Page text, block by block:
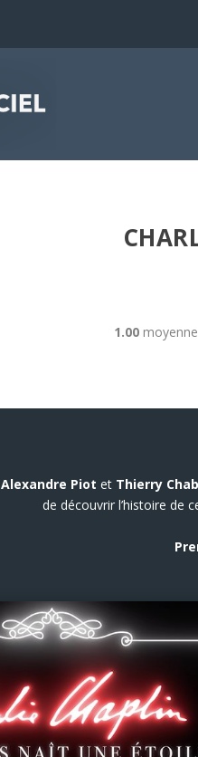
1.00
Alexandre Piot et Thierry
de découvrir l’histoire de